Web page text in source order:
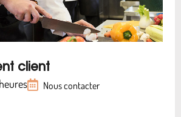
client
Nous contacter